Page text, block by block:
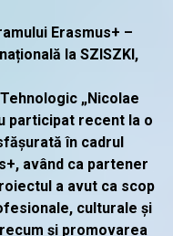
Erasmus+ –
la SZISZKI,
„Nicolae
participat recent la o
în cadrul
având ca partener
a avut ca scop
culturale și
și promovarea